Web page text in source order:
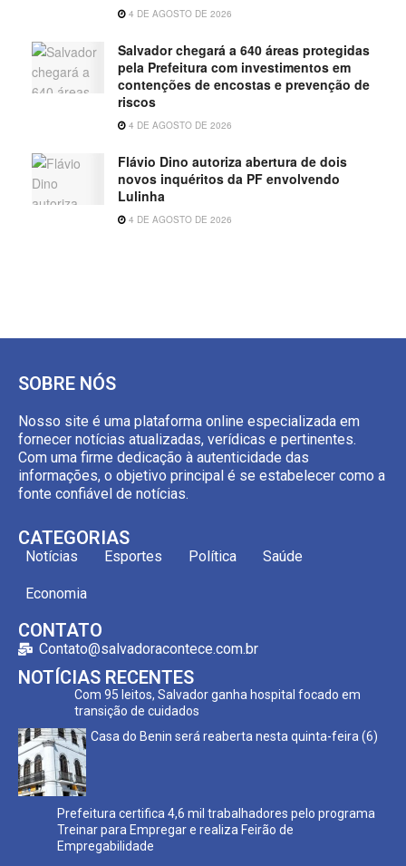
4 DE AGOSTO DE 2026
Salvador chegará a 640 áreas protegidas
pela Prefeitura com investimentos em
contenções de encostas e prevenção de
riscos
4 DE AGOSTO DE 2026
Flávio Dino autoriza abertura de dois
novos inquéritos da PF envolvendo
Lulinha
4 DE AGOSTO DE 2026
SOBRE NÓS
Nosso site é uma plataforma online especializada em
fornecer notícias atualizadas, verídicas e pertinentes.
Com uma firme dedicação à autenticidade das
informações, o objetivo principal é se estabelecer como a
fonte confiável de notícias.
CATEGORIAS
Notícias Esportes Política Saúde
Economia
CONTATO
Contato@salvadoracontece.com.br
NOTÍCIAS RECENTES
Com 95 leitos, Salvador ganha hospital focado em
transição de cuidados
Casa do Benin será reaberta nesta quinta-feira (6)
Prefeitura certifica 4,6 mil trabalhadores pelo programa
Treinar para Empregar e realiza Feirão de
Empregabilidade